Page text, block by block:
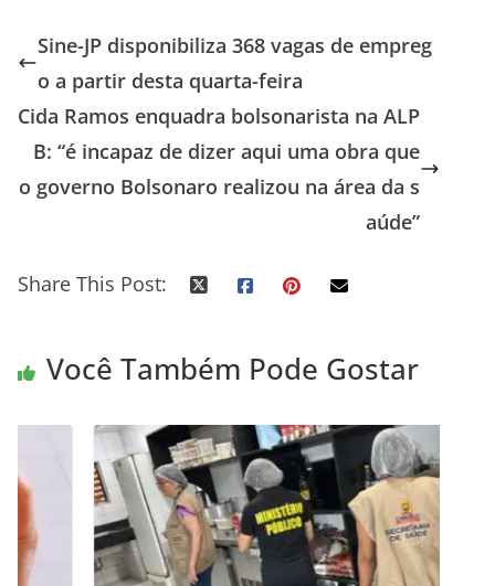
Sine-JP disponibiliza 368 vagas de empreg
o a partir desta quarta-feira
Cida Ramos enquadra bolsonarista na ALP
B: “é incapaz de dizer aqui uma obra que
o governo Bolsonaro realizou na área da s
aúde”
Share This Post:
Você Também Pode Gostar